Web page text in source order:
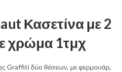
Κασετίνα με 2
χρώμα 1τμχ
Graffiti δύο θέσεων, με φερμουάρ,